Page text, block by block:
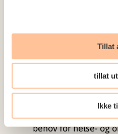
Tillat
tillat
Ikke
behov for helse- og